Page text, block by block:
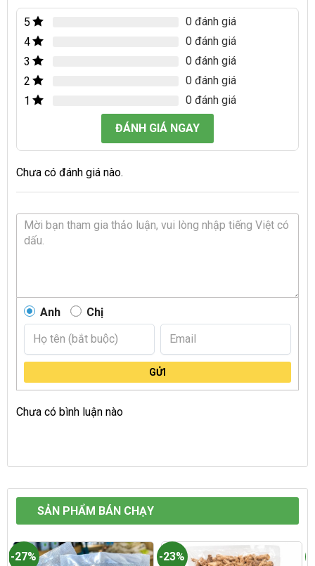
5
0 đánh giá
4
0 đánh giá
3
0 đánh giá
2
0 đánh giá
1
0 đánh giá
ĐÁNH GIÁ NGAY
Chưa có đánh giá nào.
Anh Chị
GỬI
Chưa có bình luận nào
SẢN PHẨM BÁN CHẠY
-27% -23%